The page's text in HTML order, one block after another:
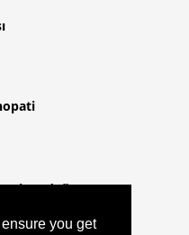
you get
erken doğum